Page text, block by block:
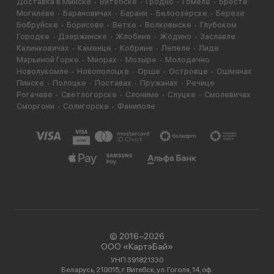
Стоит отметить, что особую известность наггетсы
стали приобретать лишь с 80-х годов прошлого века
— именно в это время ChickenMcNuggetsпоявились в
сети McDonalds.
Как кушать наггетсы? В качестве закуски или как
второе блюдо. А на гарнир хорошо подойдёт
овощной салат.
Могилёве
Барановичах Барани Белоозерске
Березе
Бобруйске
Борисове Ветке Волковыске
Глубоком
Городке
Дзержинске Жлобине Жодино
Заславле
Калинковичах
Каменце Кобрине Лепеле
Лиде
Марьиной Горке
Миорах Мозыре
Молодечно
Новолукомле
Новополоцке Орше Островце
Ошмянах
Пинске
Полоцке Поставах Пружанах
Речице
Рогачеве
Светлогорске Слониме Слуцке
Смолевичах
Сморгони
Солигорске Фаниполе
© 2016−2026
ООО «КартэБай»
УНП 391821330
Беларусь, 210015, г. Витебск, ул. Гоголя, 14, оф.